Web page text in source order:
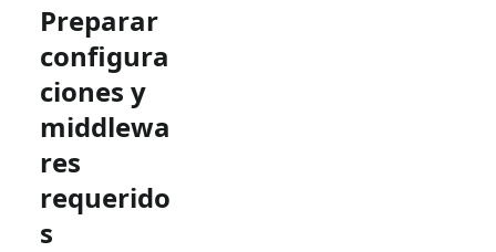
Preparar
configura
ciones y
middlewa
res
requerido
s